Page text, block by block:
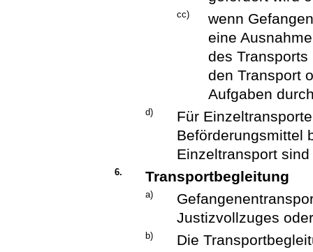
cc)
wenn
eine
des
den Transport
Aufgaben
d)
Für
Beförderungsmittel
Einzeltransport
6. Transportbegleitung
a)
Justizvollzuges
b)
Die